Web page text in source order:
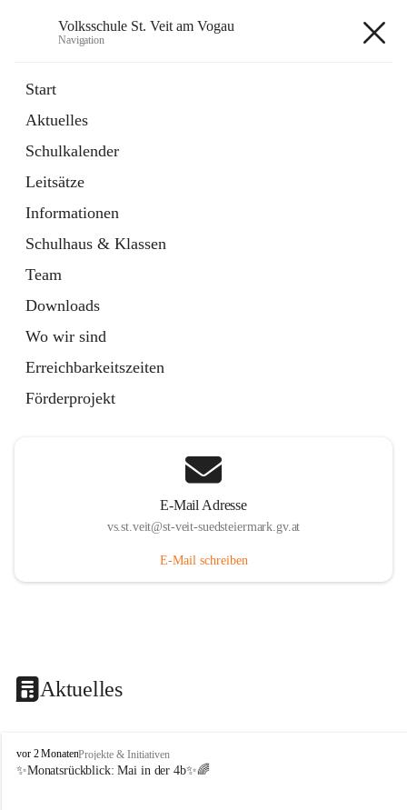
Volksschule St. Veit am Vogau
Navigation
Start
Aktuelles
Schulkalender
Leitsätze
Informationen
Schulhaus & Klassen
Team
Downloads
Wo wir sind
Erreichbarkeitszeiten
Förderprojekt
E-Mail Adresse
vs.st.veit@st-veit-suedsteiermark.gv.at
E-Mail schreiben
Aktuelles
V
o
vor 2 MonatenProjekte & Initiativen
✨Monatsrückblick: Mai in der 4b✨🌈